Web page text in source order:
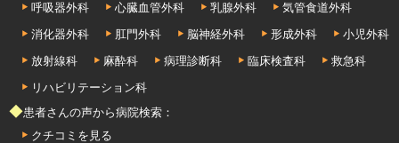
呼吸器外科
心臓血管外科 乳腺外科
気管食道外科
消化器外科
肛門外科 脳神経外科 形成外科
小児外科
放射線科
麻酔科 病理診断科 臨床検査科
救急科
リハビリテーション科
◆患者さんの声から病院検索：
クチコミを見る